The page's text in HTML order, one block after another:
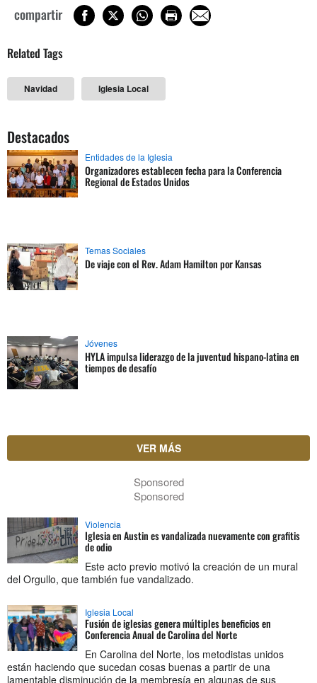
compartir
Related Tags
Navidad Iglesia Local
Destacados
Entidades de la Iglesia
Organizadores establecen fecha para la Conferencia
Regional de Estados Unidos
Temas Sociales
De viaje con el Rev. Adam Hamilton por Kansas
Jóvenes
HYLA impulsa liderazgo de la juventud hispano-latina en
tiempos de desafío
VER MÁS
Sponsored
Sponsored
Violencia
Iglesia en Austin es vandalizada nuevamente con grafitis
de odio
Este acto previo motivó la creación de un mural
del Orgullo, que también fue vandalizado.
Iglesia Local
Fusión de iglesias genera múltiples beneficios en
Conferencia Anual de Carolina del Norte
En Carolina del Norte, los metodistas unidos
están haciendo que sucedan cosas buenas a partir de una
lamentable disminución de la membresía en algunas de sus